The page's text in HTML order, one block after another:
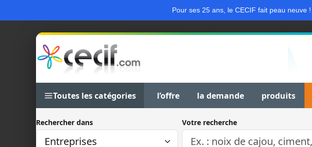
Pour ses 25 ans, le CECIF fait peau neuve !
Toutes les catégories l’offre la demande produits
Rechercher dans Votre recherche